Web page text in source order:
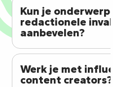
Kun je
redactionele
aanbevelen?
Werk je met
content creators?